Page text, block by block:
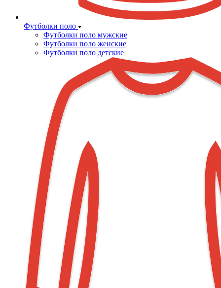
Футболки поло
Футболки поло мужские
Футболки поло женские
Футболки поло детские